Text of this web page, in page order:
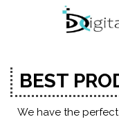
BEST
We have the